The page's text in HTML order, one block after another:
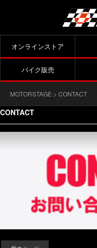
オンラインストア
バイク販売
MOTORSTAGE > CONTACT
CONTACT